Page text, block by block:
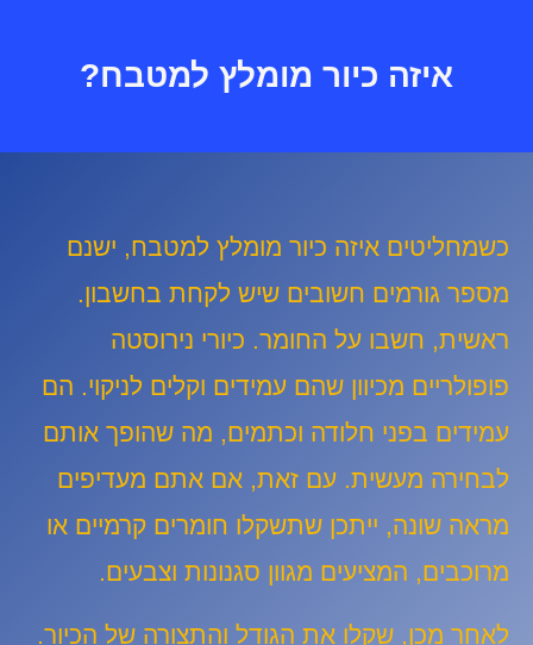
איזה כיור מומלץ למטבח?
כשמחליטים איזה כיור מומלץ למטבח, ישנם
מספר גורמים חשובים שיש לקחת בחשבון.
ראשית, חשבו על החומר. כיורי נירוסטה
פופולריים מכיוון שהם עמידים וקלים לניקוי. הם
עמידים בפני חלודה וכתמים, מה שהופך אותם
לבחירה מעשית. עם זאת, אם אתם מעדיפים
מראה שונה, ייתכן שתשקלו חומרים קרמיים או
מרוכבים, המציעים מגוון סגנונות וצבעים.
לאחר מכן, שקלו את הגודל והתצורה של הכיור.